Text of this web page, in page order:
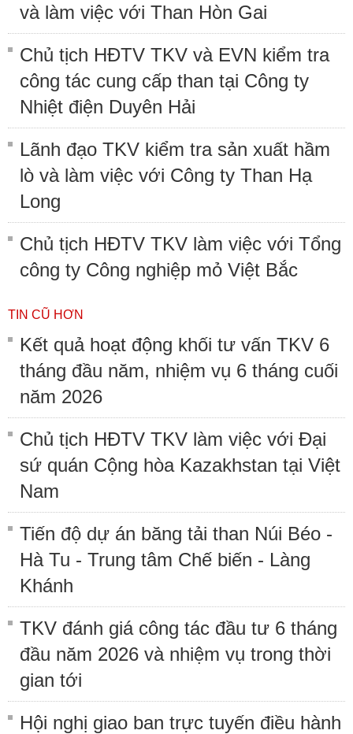
và làm việc với Than Hòn Gai
Chủ tịch HĐTV TKV và EVN kiểm tra
công tác cung cấp than tại Công ty
Nhiệt điện Duyên Hải
Lãnh đạo TKV kiểm tra sản xuất hầm
lò và làm việc với Công ty Than Hạ
Long
Chủ tịch HĐTV TKV làm việc với Tổng
công ty Công nghiệp mỏ Việt Bắc
TIN CŨ HƠN
Kết quả hoạt động khối tư vấn TKV 6
tháng đầu năm, nhiệm vụ 6 tháng cuối
năm 2026
Chủ tịch HĐTV TKV làm việc với Đại
sứ quán Cộng hòa Kazakhstan tại Việt
Nam
Tiến độ dự án băng tải than Núi Béo -
Hà Tu - Trung tâm Chế biến - Làng
Khánh
TKV đánh giá công tác đầu tư 6 tháng
đầu năm 2026 và nhiệm vụ trong thời
gian tới
Hội nghị giao ban trực tuyến điều hành